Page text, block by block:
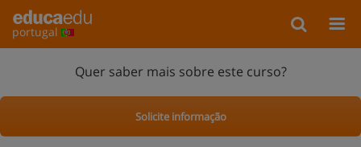
portugal
Quer saber mais sobre este curso?
Solicite informação